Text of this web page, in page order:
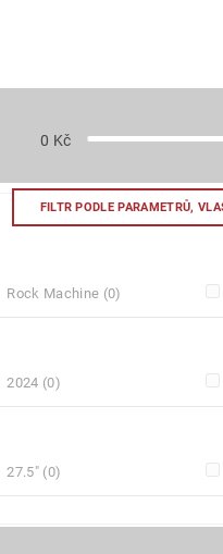
0 Kč
FILTR PODLE PARAMETRŮ,
Rock Machine (0)
2024 (0)
27.5" (0)